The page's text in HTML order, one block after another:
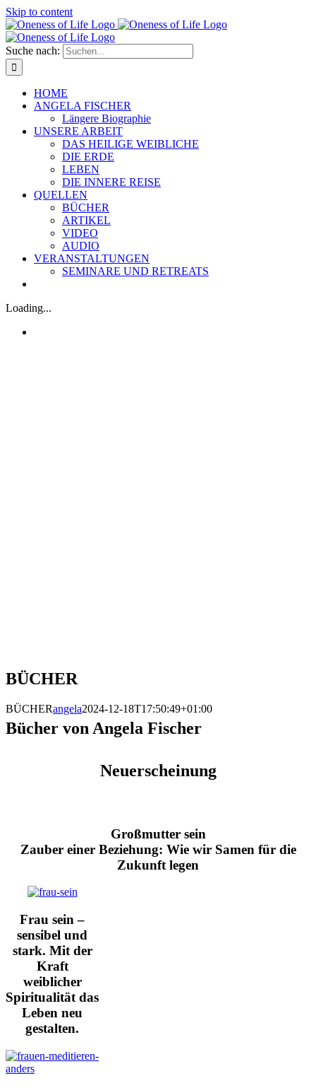
Skip to content
Suche nach:
HOME
ANGELA FISCHER
Längere Biographie
UNSERE ARBEIT
DAS HEILIGE WEIBLICHE
DIE ERDE
LEBEN
DIE INNERE REISE
QUELLEN
BÜCHER
ARTIKEL
VIDEO
AUDIO
VERANSTALTUNGEN
SEMINARE UND RETREATS
Loading...
BÜCHER
BÜCHERangela2024-12-18T17:50:49+01:00
Bücher von Angela Fischer
Neuerscheinung
Großmutter sein
Zauber einer Beziehung: Wie wir Samen für die
Zukunft legen
Frau sein –
sensibel und
stark. Mit der
Kraft
weiblicher
Spiritualität das
Leben neu
gestalten.